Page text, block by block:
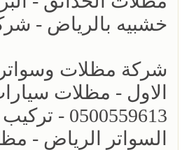
خشبيه بالرياض -
شركة مظلات وسواتر
الاول - مظلات
0500559613 -
السواتر الرياض -